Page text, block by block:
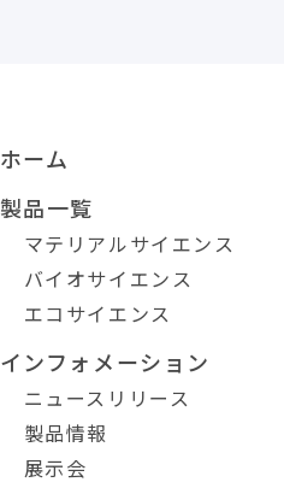
ホーム
製品一覧
マテリアルサイエンス
バイオサイエンス
エコサイエンス
インフォメーション
ニュースリリース
製品情報
展示会